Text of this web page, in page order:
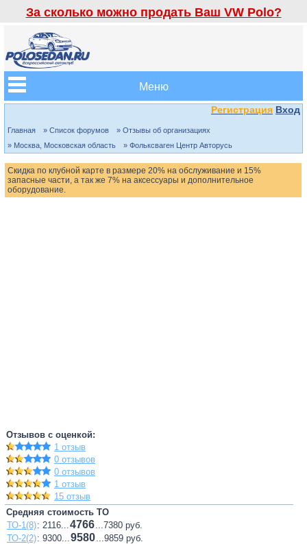
За сколько можно продать Ваш VW Polo?
Меню
Регистрация Вход
Главная » Список форумов
» Отзывы об организациях
» Москва, Московская область
» Фольксваген Центр Авторусь
Скидка по клубной карте в размере 20% на обслуживание и 15%
запасные части, а так же 7% на аксессуары и дополнительное
оборудование.
Отзывов с оценкой:
1 отзыв
0 отзывов
0 отзывов
1 отзыв
15 отзыв
Средняя стоимость ТО
ТО-1(8): 2116...4766...7380 руб.
ТО-2(2): 9300...9580...9859 руб.